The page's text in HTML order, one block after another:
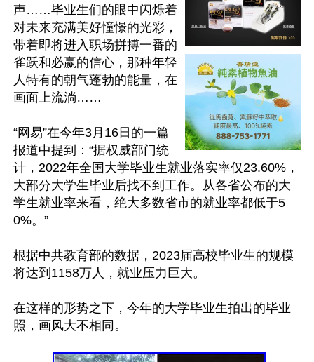
声……毕业生们的眼中闪烁着
对未来充满美好憧憬的光彩，
带着即将进入职场拼搏一番的
雀跃和必赢的信心，那种年轻
人特有的朝气蓬勃的能量，在
画面上流淌……
“网易”在今年3月16日的一篇
报道中提到：“据权威部门统
计，2022年全国大学毕业生就业落实率仅23.60%，
大部分大学生毕业后找不到工作。从各省公布的大
学生就业率来看，绝大多数省市的就业率都低于5
0%。”
根据中共教育部的数据，2023届高校毕业生的规模
将达到1158万人，就业压力巨大。
在这样的形势之下，今年的大学毕业生拍出的毕业
照，画风大不相同。